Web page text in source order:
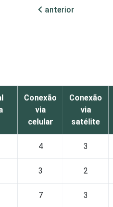
anterior
Conexão
via
celular
Conexão
via
satélite
4 3
3 2
7 3